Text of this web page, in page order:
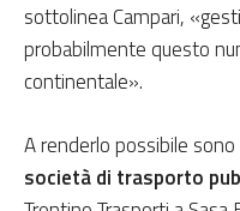
sottolinea Campari,
probabilmente questo
continentale».
A renderlo possibile
società di trasporto